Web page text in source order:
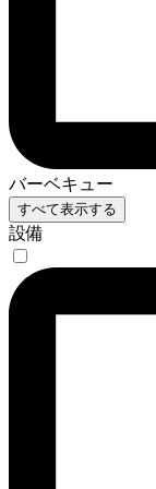
バーベキュー
すべて表示する
設備